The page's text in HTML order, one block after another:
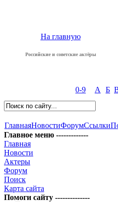
На главную
Российские и советские актёры
0-9 А Б
ГлавнаяНовостиФорумСсылки
Главное меню -------------
Главная
Новости
Актеры
Форум
Поиск
Карта сайта
Помоги сайту --------------